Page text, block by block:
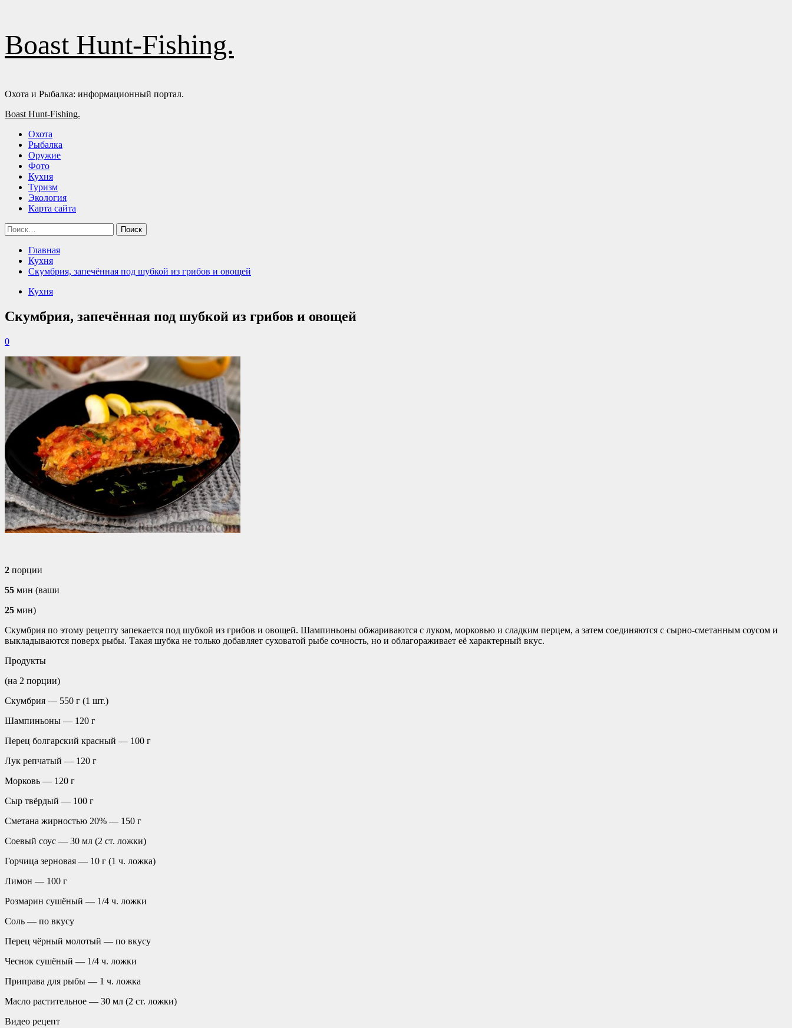
содержимому
Boast Hunt-Fishing.
Охота и Рыбалка: информационный портал.
Основное
Boast Hunt-Fishing.
Охота
Рыбалка
Оружие
Фото
Кухня
Туризм
Экология
Карта сайта
Найти:
Главная
Кухня
Скумбрия, запечённая под шубкой из грибов и овощей
Кухня
Скумбрия, запечённая под шубкой из грибов и овощей
0
2 порции
55 мин (ваши
25 мин)
Скумбрия по этому рецепту запекается под шубкой из грибов и овощей. Шампиньоны обжариваются с луком, морковью и сладким перцем, а затем соединяются с сырно-сметанным соусом и
выкладываются поверх рыбы. Такая шубка не только добавляет суховатой рыбе сочность, но и облагораживает её характерный вкус.
Продукты
(на 2 порции)
Скумбрия — 550 г (1 шт.)
Шампиньоны — 120 г
Перец болгарский красный — 100 г
Лук репчатый — 120 г
Морковь — 120 г
Сыр твёрдый — 100 г
Сметана жирностью 20% — 150 г
Соевый соус — 30 мл (2 ст. ложки)
Горчица зерновая — 10 г (1 ч. ложка)
Лимон — 100 г
Розмарин сушёный — 1/4 ч. ложки
Соль — по вкусу
Перец чёрный молотый — по вкусу
Чеснок сушёный — 1/4 ч. ложки
Приправа для рыбы — 1 ч. ложка
Масло растительное — 30 мл (2 ст. ложки)
Видео рецепт